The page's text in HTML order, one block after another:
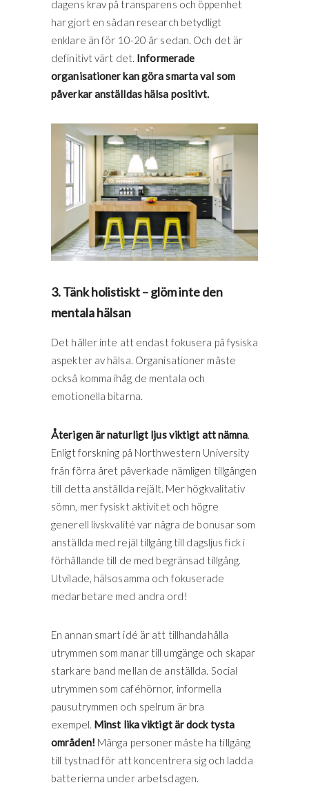
dagens krav på transparens och öppenhet
har gjort en sådan research betydligt
enklare än för 10-20 år sedan. Och det är
definitivt värt det. Informerade
organisationer kan göra smarta val som
påverkar anställdas hälsa positivt.
3. Tänk holistiskt – glöm inte den
mentala hälsan
Det håller inte att endast fokusera på fysiska
aspekter av hälsa. Organisationer måste
också komma ihåg de mentala och
emotionella bitarna.
Återigen är naturligt ljus viktigt att nämna.
Enligt forskning på Northwestern University
från förra året påverkade nämligen tillgången
till detta anställda rejält. Mer högkvalitativ
sömn, mer fysiskt aktivitet och högre
generell livskvalité var några de bonusar som
anställda med rejäl tillgång till dagsljus fick i
förhållande till de med begränsad tillgång.
Utvilade, hälsosamma och fokuserade
medarbetare med andra ord!
En annan smart idé är att tillhandahålla
utrymmen som manar till umgänge och skapar
starkare band mellan de anställda. Social
utrymmen som caféhörnor, informella
pausutrymmen och spelrum är bra
exempel. Minst lika viktigt är dock tysta
områden! Många personer måste ha tillgång
till tystnad för att koncentrera sig och ladda
batterierna under arbetsdagen.